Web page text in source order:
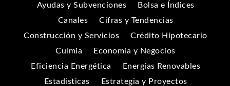
Ayudas y Subvenciones
Bolsa e Índices
Canales
Cifras y Tendencias
Construcción y Servicios
Crédito Hipotecario
Culmia
Economía y Negocios
Eficiencia Energética
Energías Renovables
Estadísticas
Estrategia y Proyectos